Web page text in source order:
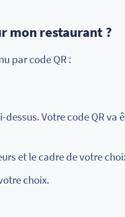
mon restaurant ?
par code QR :
Votre code QR va
et le cadre de votre
choix.